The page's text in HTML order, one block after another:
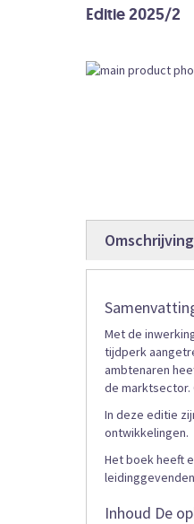
Editie 2025/2
Ga
Omschrijving
Met de
tijdperk
ambtenaren
de marktsector.
In deze editie
ontwikkelingen.
Het boek heeft
Inhoud De